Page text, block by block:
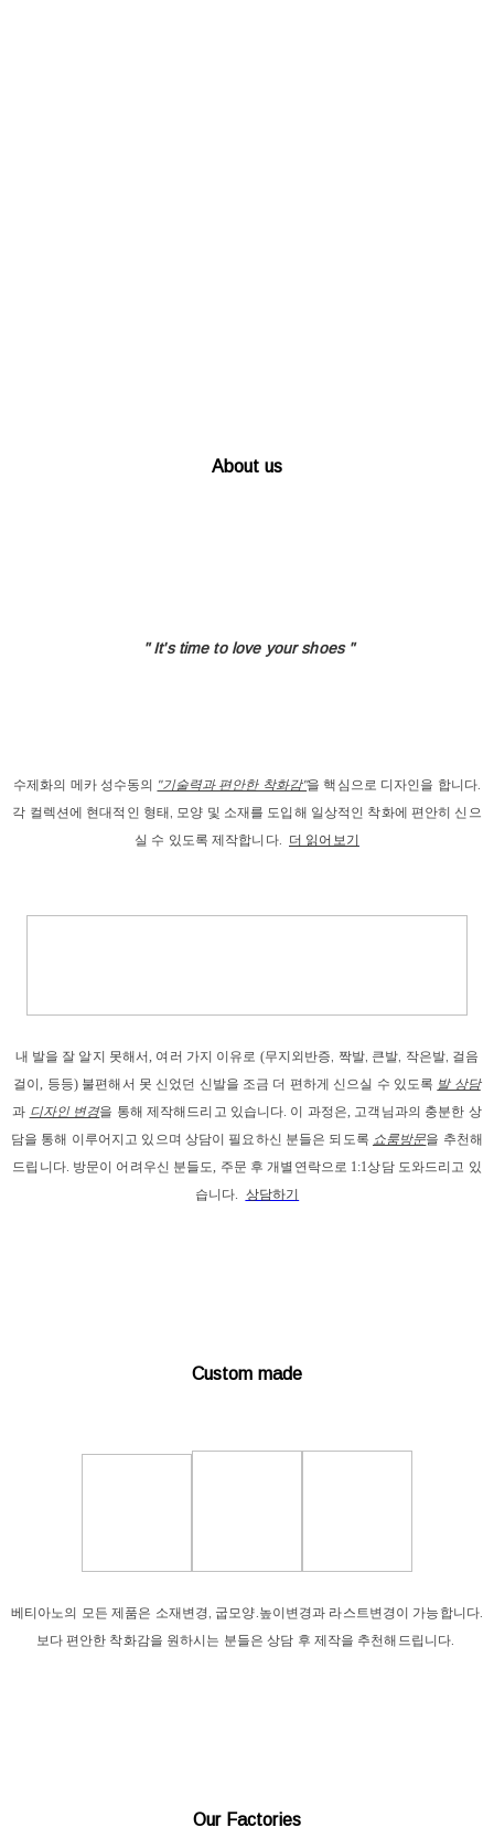
About us
" It's time to loveyour shoes "
수제화의 메카 성수동의 "기술력과 편안한 착화감"을 핵심으로 디자인을 합니다.
각 컬렉션에 현대적인 형태, 모양 및 소재를 도입해 일상적인 착화에 편안히 신으
실 수 있도록 제작합니다. 더 읽어보기
내 발을 잘 알지 못해서, 여러 가지 이유로 (무지외반증, 짝발, 큰발, 작은발, 걸음
걸이, 등등) 불편해서 못 신었던 신발을 조금 더 편하게 신으실 수 있도록 발 상담
과 디자인 변경을 통해 제작해드리고 있습니다. 이 과정은, 고객님과의 충분한 상
담을 통해 이루어지고 있으며 상담이 필요하신 분들은 되도록 쇼룸방문을 추천해
드립니다. 방문이 어려우신 분들도, 주문 후 개별연락으로 1:1상담 도와드리고 있
습니다. 상담하기
Custom made
베티아노의 모든 제품은 소재변경, 굽모양.높이변경과 라스트변경이 가능합니다.
보다 편안한 착화감을 원하시는 분들은 상담 후 제작을 추천해드립니다.
Our Factories